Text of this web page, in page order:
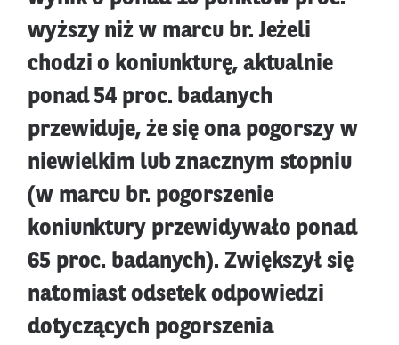
wyższy niż w marcu br. Jeżeli
chodzi o koniunkturę, aktualnie
ponad 54 proc. badanych
przewiduje, że się ona pogorszy w
niewielkim lub znacznym stopniu
(w marcu br. pogorszenie
koniunktury przewidywało ponad
65 proc. badanych). Zwiększył się
natomiast odsetek odpowiedzi
dotyczących pogorszenia